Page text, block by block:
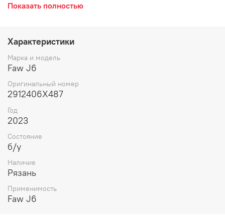
Показать полностью
Характеристики
Марка и модель
Faw J6
Оригинальный номер
2912406X487
Год
2023
Состояние
б/у
Наличие
Рязань
Применимость
Faw J6